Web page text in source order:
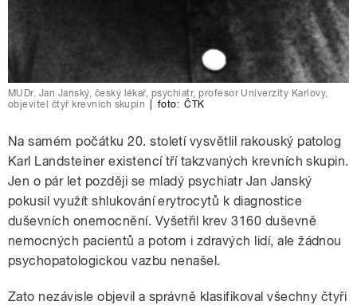
MUDr. Jan Janský, český lékař, psychiatr, profesor Univerzity Karlovy,
objevitel čtyř krevních skupin
foto: ČTK
Na samém počátku 20. století vysvětlil rakouský patolog
Karl Landsteiner existencí tří takzvaných krevních skupin.
Jen o pár let později se mladý psychiatr Jan Janský
pokusil využít shlukování erytrocytů k diagnostice
duševních onemocnění. Vyšetřil krev 3160 duševně
nemocných pacientů a potom i zdravých lidí, ale žádnou
psychopatologickou vazbu nenašel.
Zato nezávisle objevil a správně klasifikoval všechny čtyři